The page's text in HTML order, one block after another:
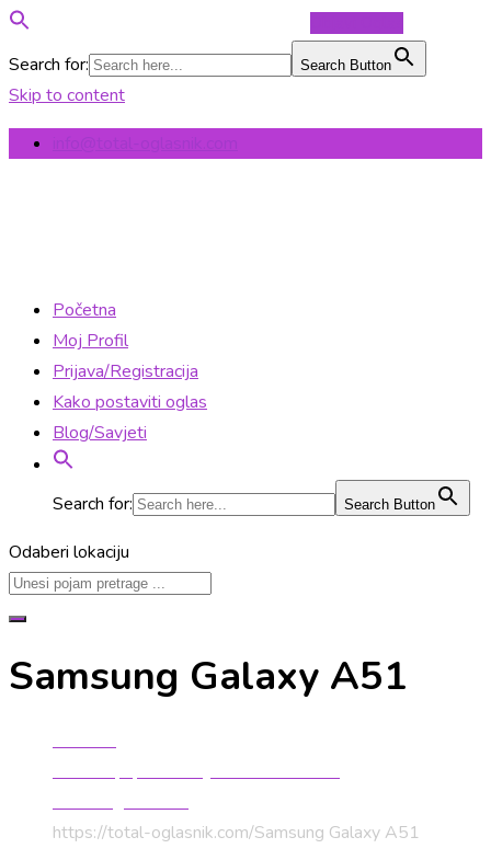
Search for: Search Button
Skip to content
Početna
Moj Profil
Prijava/Registracija
Kako postaviti oglas
Blog/Savjeti
Search for: Search Button
Odaberi lokaciju
Samsung Galaxy A51
https://total-oglasnik.com/Samsung Galaxy A51